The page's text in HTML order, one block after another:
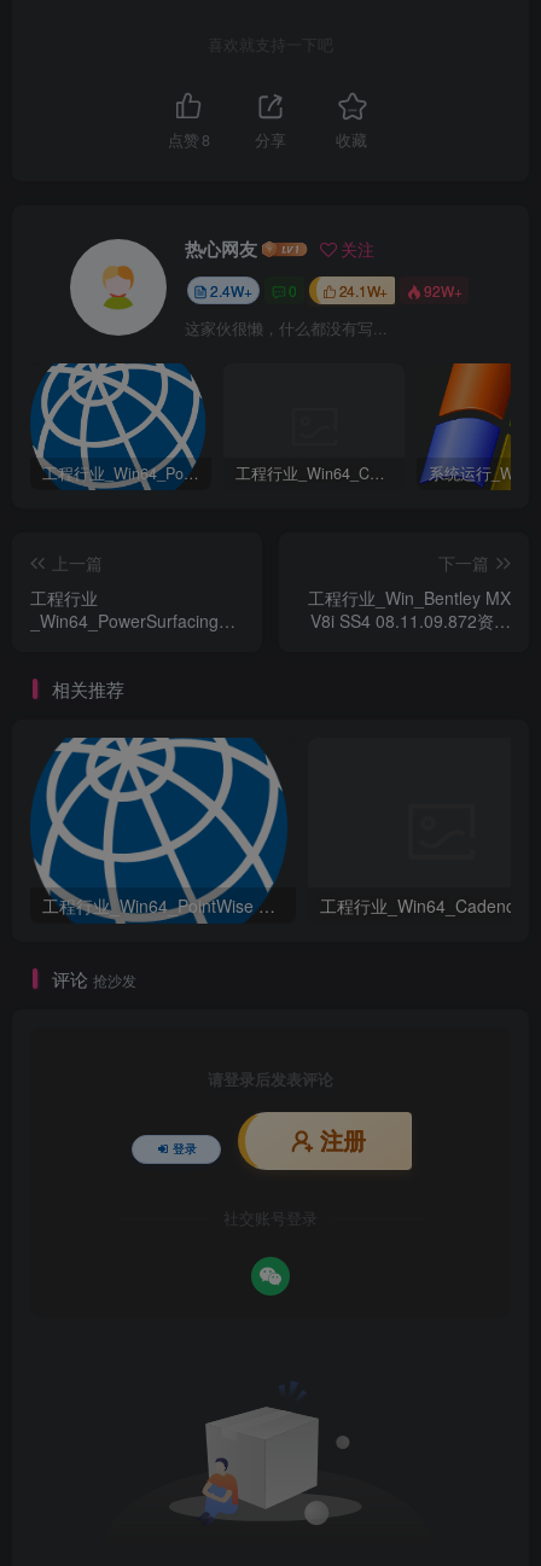
喜欢就支持一下吧
点赞 8 分享 收藏
热心网友 关注
2.4W+ 0 24.1W+ 92W+
这家伙很懒，什么都没有写...
工程行业_Win64_PointWise 18.6 R2 x64资源下载地址_百度网盘迅雷BT 工程行业_Win64_Cadence Fidelity Pointwise 2024.1 x64资源下载地址_百度网盘迅雷BT
上一篇
工程行业
_Win64_PowerSurfacing
址_百度网盘迅雷BT
下一篇
工程行业_Win_Bentley MX
V8i SS4 08.11.09.872资源
相关推荐
工程行业_Win64_PointWise 18.6 R2 x64资源下载地址_百度网盘迅雷BT
评论 抢沙发
请登录后发表评论
登录 注册
社交账号登录